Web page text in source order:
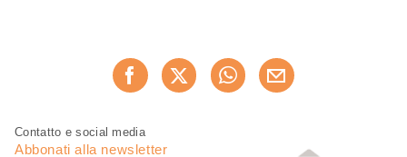
Consiglia ora
Piè
Navigazione
Contatto e social media
Abbonati alla newsletter